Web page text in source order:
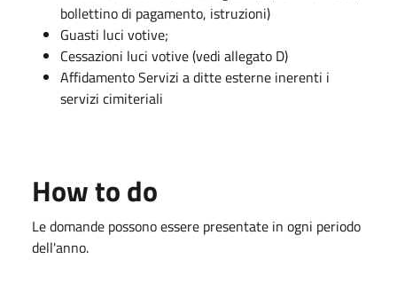
bollettino di pagamento, istruzioni)
Guasti luci votive;
Cessazioni luci votive (vedi allegato D)
Affidamento Servizi a ditte esterne inerenti i
servizi cimiteriali
How to do
Le domande possono essere presentate in ogni periodo
dell'anno.